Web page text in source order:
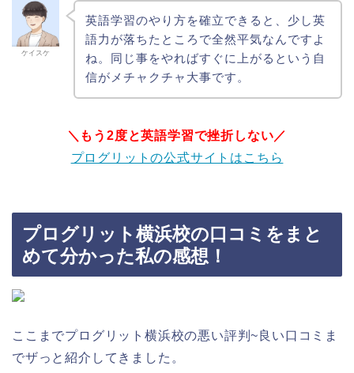
ケイスケ
英語学習のやり方を確立できると、少し英
語力が落ちたところで全然平気なんですよ
ね。同じ事をやればすぐに上がるという自
信がメチャクチャ大事です。
＼もう2度と英語学習で挫折しない／
プログリットの公式サイトはこちら
プログリット横浜校の口コミをまと
めて分かった私の感想！
ここまでプログリット横浜校の悪い評判~良い口コミま
でザっと紹介してきました。